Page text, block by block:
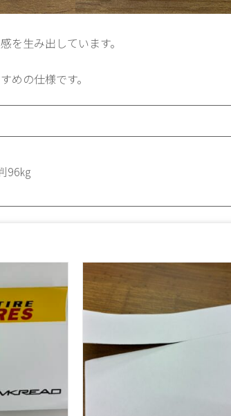
を生み出しています。
めの仕様です。
96㎏